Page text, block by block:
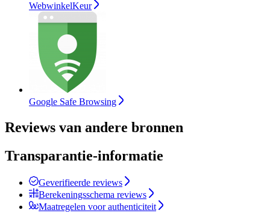
WebwinkelKeur
Google Safe Browsing
Reviews van andere bronnen
Transparantie-informatie
Geverifieerde reviews
Berekeningsschema reviews
Maatregelen voor authenticiteit